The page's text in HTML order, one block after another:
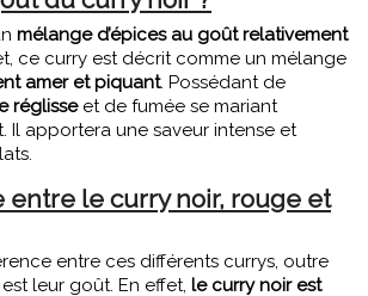
mélange d’épices au goût relativement
ce curry est décrit comme un mélange
amer et piquant. Possédant de
réglisseet de fumée se mariant
Il apportera une saveur intense et
entre le curry noir, rouge et
entre ces différents currys, outre
leur goût. En effet, le curry noir est